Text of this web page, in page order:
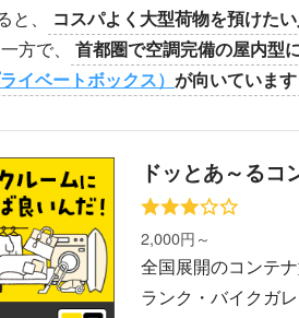
、 コスパよく大型荷物を預けた
方で、
首都圏で空調完備の屋内型
イベートボックス） が向いています
ドッとあ～るコ
2,000円～
全国展開のコンテ
ランク・バイクガレ